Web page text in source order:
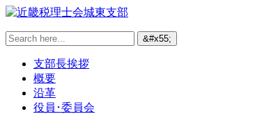
支部長挨拶
概要
沿革
役員･委員会